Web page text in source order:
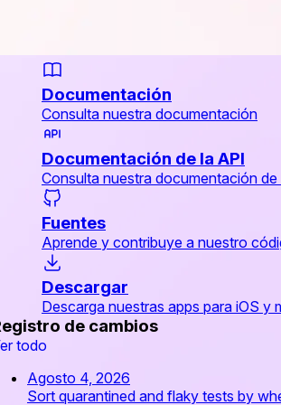
Documentación
Consulta nuestra documentación
Documentación de la API
Consulta nuestra documentación de
Fuentes
Aprende y contribuye a nuestro
Descargar
Descarga nuestras apps para iOS y
de cambios
todo
Agosto 4, 2026
Sort quarantined and flaky tests by